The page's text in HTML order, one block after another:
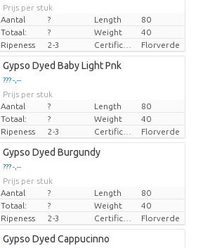
Prijs per stuk
Aantal
? Length
80
Totaal:
? Weight
40
Ripeness
2-3 Florverde
Gypso Dyed Baby Light Pnk
??? -,--
Prijs per stuk
Aantal
? Length
80
Totaal:
? Weight
40
Ripeness
2-3 Florverde
Gypso Dyed Burgundy
??? -,--
Prijs per stuk
Aantal
? Length
80
Totaal:
? Weight
40
Ripeness
2-3 Florverde
Gypso Dyed Cappucinno